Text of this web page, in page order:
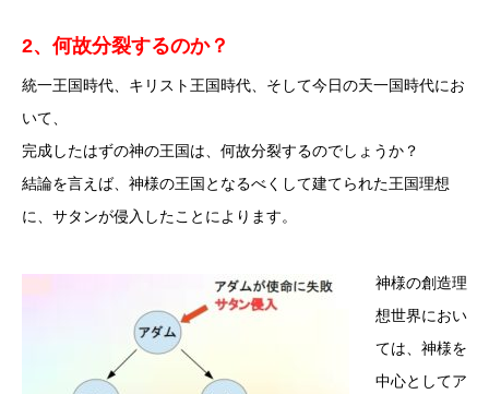
2、何故分裂するのか？
統一王国時代、キリスト王国時代、そして今日の天一国時代にお
いて、
完成したはずの神の王国は、何故分裂するのでしょうか？
結論を言えば、神様の王国となるべくして建てられた王国理想
に、サタンが侵入したことによります。
神様の創造理
想世界におい
ては、神様を
中心としてア